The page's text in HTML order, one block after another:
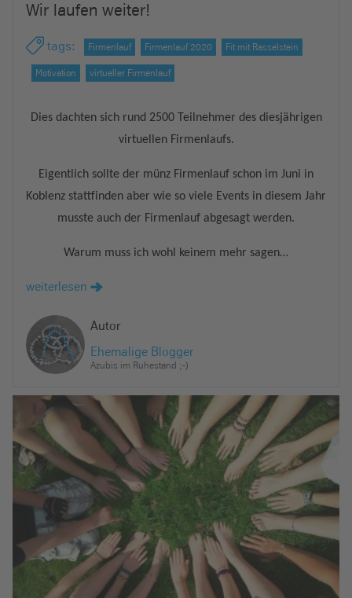
Wir laufen weiter!
tags: Firmenlauf Firmenlauf 2020 Fit mit Rasselstein
Motivation virtueller Firmenlauf
Dies dachten sich rund 2500 Teilnehmer des diesjährigen
virtuellen Firmenlaufs.
Eigentlich sollte der münz Firmenlauf schon im Juni in
Koblenz stattfinden aber wie so viele Events in diesem Jahr
musste auch der Firmenlauf abgesagt werden.
Warum muss ich wohl keinem mehr sagen…
weiterlesen
Autor
Ehemalige Blogger
Azubis im Ruhestand ;-)